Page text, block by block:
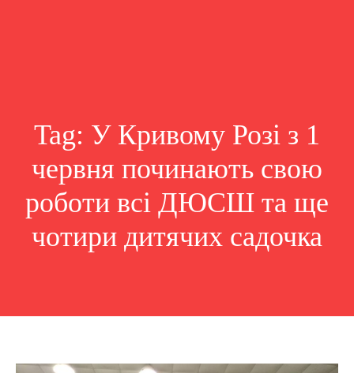
Tag: У Кривому Розі з 1
червня починають свою
роботи всі ДЮСШ та ще
чотири дитячих садочка